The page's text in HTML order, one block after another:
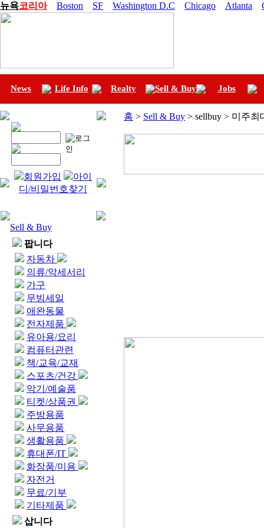
뉴욕코리아 Boston SF Washington D.C Chicago Atlanta
News Life Info Realty Sell & Buy Jobs
회원가입
아이
디/비밀번호찾기
Sell & Buy
팝니다
자동차
의류/악세서리
가구
무빙세일
애완동물
전자제품
유아용/요리
컴퓨터관련
책/교육/교재
스포츠/건강
악기/예술품
티켓/상품권
주방용품
사무용품
생활용품
휴대폰/IT
화장품/미용
자전거
무료/기부
기타제품
삽니다
홈 > Sell & Buy > sellbuy > 미주최